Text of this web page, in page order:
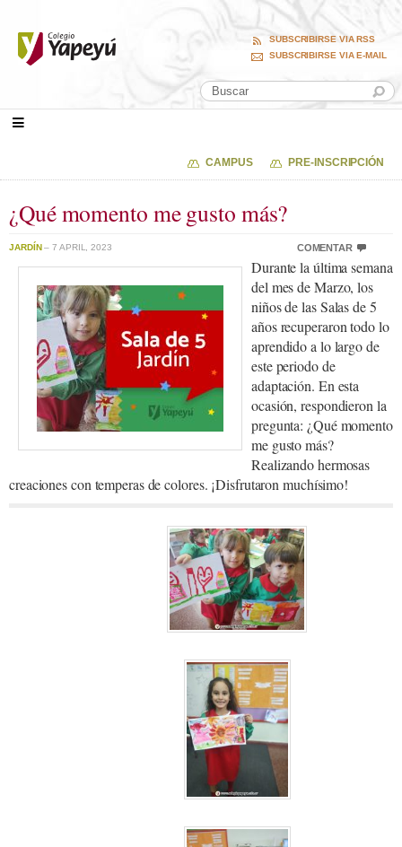
SUBSCRIBIRSE VIA RSS
SUBSCRIBIRSE VIA E-MAIL
CAMPUS PRE-INSCRIPCIÓN
¿Qué momento me gusto más?
JARDÍN– 7 APRIL, 2023 COMENTAR
Durante la última semana
del mes de Marzo, los
niños de las Salas de 5
años recuperaron todo lo
aprendido a lo largo de
este periodo de
adaptación. En esta
ocasión, respondieron la
pregunta: ¿Qué momento
me gusto más?
Realizando hermosas
creaciones con temperas de colores. ¡Disfrutaron muchísimo!